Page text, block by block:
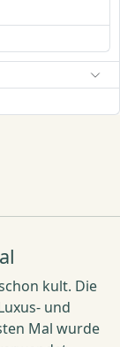
kult. Die
und
Mal wurde